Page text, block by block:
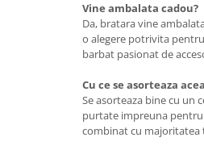
Vine ambalata cadou?
Da, bratara vine
o alegere potrivita
barbat pasionat de
Cu ce se asorteaza
Se asorteaza bine cu un
purtate impreuna pentru
combinat cu majoritatea